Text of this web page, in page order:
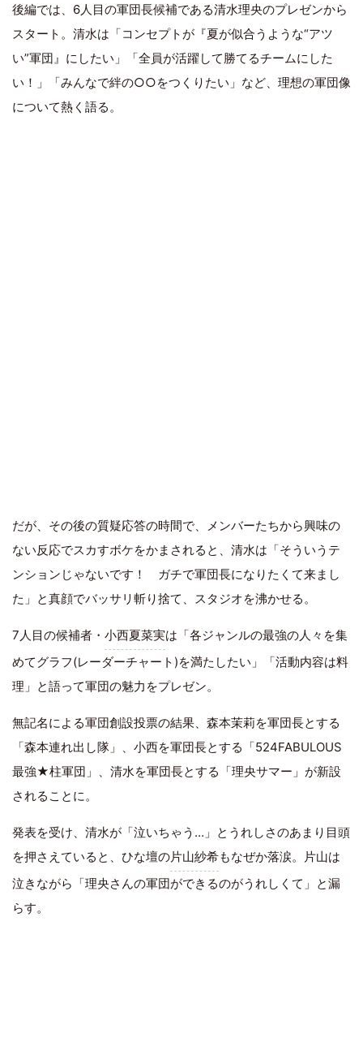
後編では、6人目の軍団長候補である清水理央のプレゼンから
スタート。清水は「コンセプトが『夏が似合うような“アツ
い”軍団』にしたい」「全員が活躍して勝てるチームにした
い！」「みんなで絆の○○をつくりたい」など、理想の軍団像
について熱く語る。
だが、その後の質疑応答の時間で、メンバーたちから興味の
ない反応でスカすボケをかまされると、清水は「そういうテ
ンションじゃないです！ ガチで軍団長になりたくて来まし
た」と真顔でバッサリ斬り捨て、スタジオを沸かせる。
7人目の候補者・ 小西夏菜実は「各ジャンルの最強の人々を集
めてグラフ(レーダーチャート)を満たしたい」「活動内容は料
理」と語って軍団の魅力をプレゼン。
無記名による軍団創設投票の結果、森本茉莉を軍団長とする
「森本連れ出し隊」、小西を軍団長とする「524FABULOUS
最強★柱軍団」、清水を軍団長とする「理央サマー」が新設
されることに。
発表を受け、清水が「泣いちゃう…」とうれしさのあまり目頭
を押さえていると、ひな壇の片山紗希もなぜか落涙。片山は
泣きながら「理央さんの軍団ができるのがうれしくて」と漏
らす。